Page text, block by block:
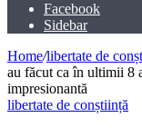
Facebook
Sidebar
Home/libertate de
au făcut ca în ultimii 8
impresionantă
libertate de conștiință